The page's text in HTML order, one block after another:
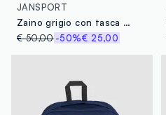
JANSPORT
Zaino grigio con tasca frontale e inserti
€ 50,00-50%€ 25,00